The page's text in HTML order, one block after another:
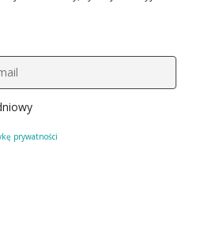
prywatności